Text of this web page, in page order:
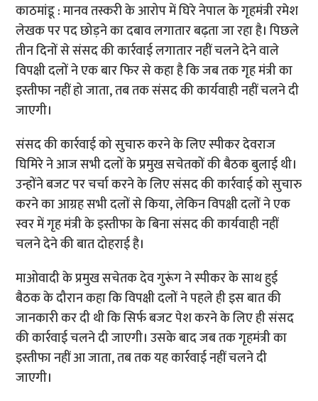
काठमांडू : मानव तस्करी के आरोप में घिरे नेपाल के गृहमंत्री रमेश
लेखक पर पद छोड़ने का दबाव लगातार बढ़ता जा रहा है। पिछले
तीन दिनों से संसद की कार्रवाई लगातार नहीं चलने देने वाले
विपक्षी दलों ने एक बार फिर से कहा है कि जब तक गृह मंत्री का
इस्तीफा नहीं हो जाता, तब तक संसद की कार्यवाही नहीं चलने दी
जाएगी।
संसद की कार्रवाई को सुचारु करने के लिए स्पीकर देवराज
घिमिरे ने आज सभी दलों के प्रमुख सचेतकों की बैठक बुलाई थी।
उन्होंने बजट पर चर्चा करने के लिए संसद की कार्रवाई को सुचारु
करने का आग्रह सभी दलों से किया, लेकिन विपक्षी दलों ने एक
स्वर में गृह मंत्री के इस्तीफा के बिना संसद की कार्यवाही नहीं
चलने देने की बात दोहराई है।
माओवादी के प्रमुख सचेतक देव गुरूंग ने स्पीकर के साथ हुई
बैठक के दौरान कहा कि विपक्षी दलों ने पहले ही इस बात की
जानकारी कर दी थी कि सिर्फ बजट पेश करने के लिए ही संसद
की कार्रवाई चलने दी जाएगी। उसके बाद जब तक गृहमंत्री का
इस्तीफा नहीं आ जाता, तब तक यह कार्रवाई नहीं चलने दी
जाएगी।